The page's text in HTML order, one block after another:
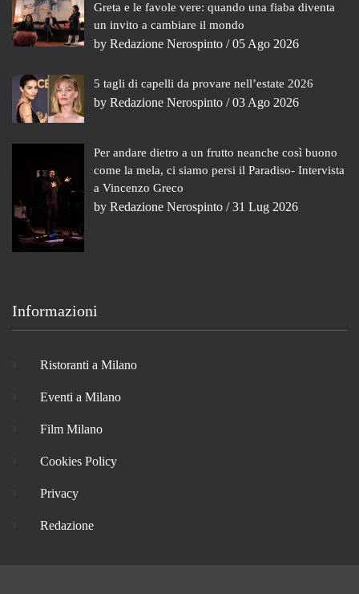
Greta e le favole vere: quando una fiaba diventa
un invito a cambiare il mondo
by Redazione Nerospinto / 05 Ago 2026
5 tagli di capelli da provare nell’estate 2026
by Redazione Nerospinto / 03 Ago 2026
Per andare dietro a un frutto neanche così buono
come la mela, ci siamo persi il Paradiso- Intervista
a Vincenzo Greco
by Redazione Nerospinto / 31 Lug 2026
Informazioni
Ristoranti a Milano
Eventi a Milano
Film Milano
Cookies Policy
Privacy
Redazione